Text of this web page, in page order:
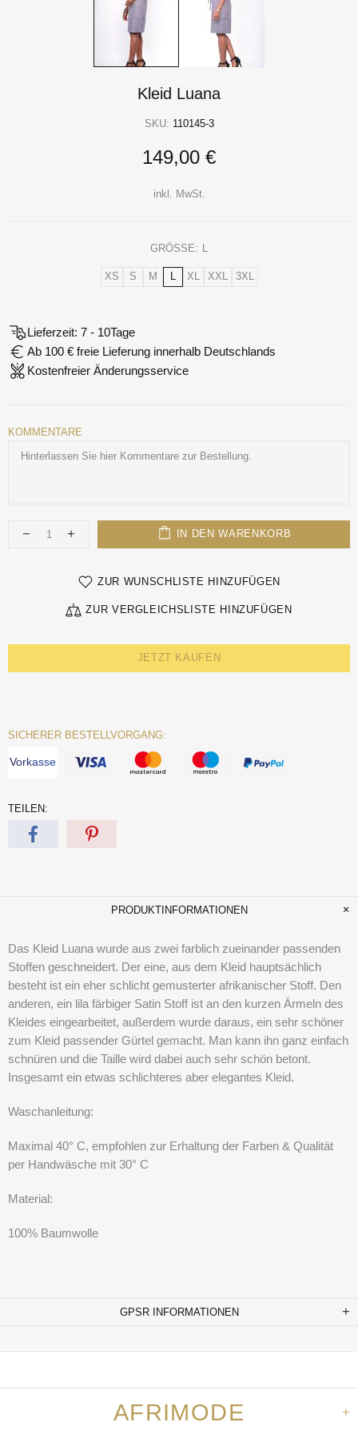
Kleid Luana
SKU: 110145-3
149,00 €
inkl. MwSt.
GRÖSSE:
XS S M L XL XXL 3XL
Lieferzeit: 7 - 10Tage
Ab 100 € freie Lieferung innerhalb Deutschlands
Kostenfreier Änderungsservice
KOMMENTARE
IN DEN WARENKORB
ZUR WUNSCHLISTE HINZUFÜGEN
ZUR VERGLEICHSLISTE HINZUFÜGEN
JETZT KAUFEN
SICHERER BESTELLVORGANG:
Vorkasse
TEILEN:
PRODUKTINFORMATIONEN
Das Kleid Luana wurde aus zwei farblich zueinander passenden
Stoffen geschneidert. Der eine, aus dem Kleid hauptsächlich
besteht ist ein eher schlicht gemusterter afrikanischer Stoff. Den
anderen, ein lila färbiger Satin Stoff ist an den kurzen Ärmeln des
Kleides eingearbeitet, außerdem wurde daraus, ein sehr schöner
zum Kleid passender Gürtel gemacht. Man kann ihn ganz einfach
schnüren und die Taille wird dabei auch sehr schön betont.
Insgesamt ein etwas schlichteres aber elegantes Kleid.
Waschanleitung:
Maximal 40° C, empfohlen zur Erhaltung der Farben & Qualität
per Handwäsche mit 30° C
Material:
100% Baumwolle
GPSR INFORMATIONEN
AFRIMODE